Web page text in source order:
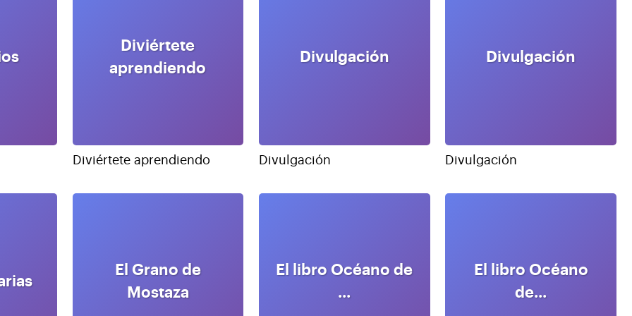
Diviértete
aprendiendo
Diviértete aprendiendo
Divulgación
Divulgación
Divulgación
Divulgación
El Grano de
Mostaza
El libro Océano de
...
El libro Océano
de...